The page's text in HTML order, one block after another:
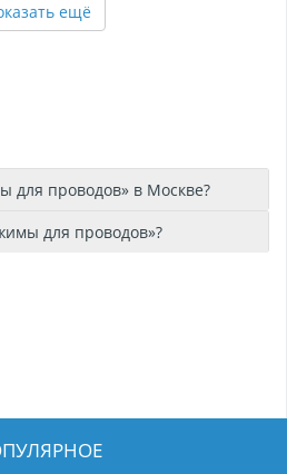
ещё
для проводов» в Москве?
для проводов»?